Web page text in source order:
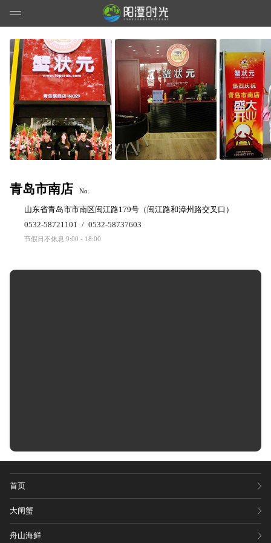
青岛市南店 No.
山东省青岛市市南区闽江路179号（闽江路和漳州路交叉口）
0532-58721101 / 0532-58737603
节假日不休息 9:00 - 18:00
首页
大闸蟹
舟山海鲜